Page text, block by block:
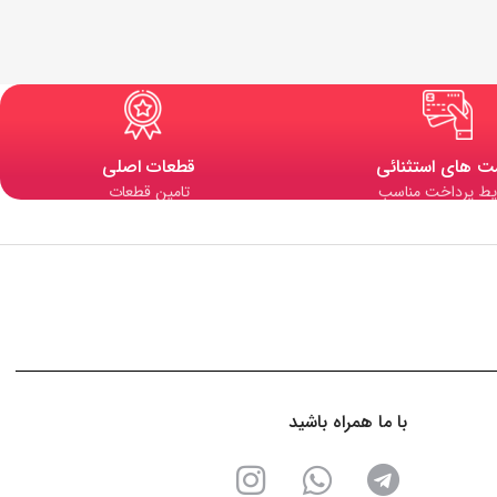
های استثنائی
پرداخت مناسب
قطعات اصلی
تامین قطعات
با ما همراه باشید